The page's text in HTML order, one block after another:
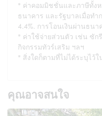
ค่าคอมมิชชั่นและภาษีทั้งห
ธนาคาร และรัฐบาลเมื่อทำ
4.4%. การโอนเงินผ่านธนา
ค่าใช้จ่ายส่วนตัว เช่น ซั
กิจกรรมทัวร์เสริม ฯลฯ
สิ่งใดก็ตามที่ไม่ได้ระบุไว้
คุณอาจสนใจ